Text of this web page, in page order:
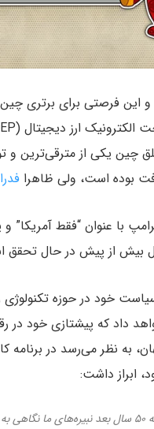
فرصتی برای برتری
چین یکی از مترقی‌ترین
بوده است، ولی ظاهرا
با عنوان “فقط آمریکا”
بیش از پیش در حال
خود در حوزه
داد که پیشتازی خود در
ابراز داشت:
به امید و آرزوی این که ۵۰ سال بعد